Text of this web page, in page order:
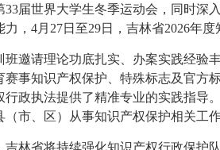
33届世界大学生冬季运动会，同时深
力，4月27日至29日，吉林省2026年
班邀请理论功底扎实、办案实践经验
赛事知识产权保护、特殊标志及官方
行政执法提供了精准专业的实践指导
（市、区）从事知识产权保护相关工
吉林省将持续强化知识产权行政保护